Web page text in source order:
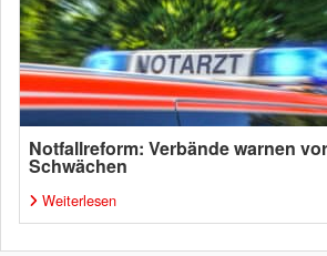
Notfallreform: Verbände warnen
Schwächen
Weiterlesen